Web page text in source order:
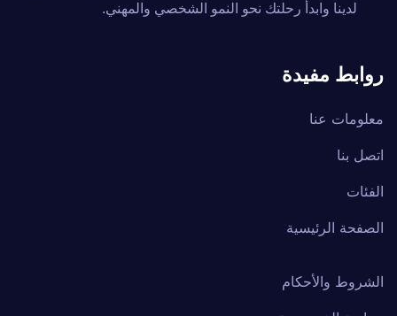
لدينا وابدأ رحلتك نحو النمو الشخصي والمهني.
روابط مفيدة
معلومات عنا
اتصل بنا
الفئات
الصفحة الرئيسية
الشروط والأحكام